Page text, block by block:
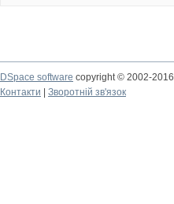
DSpace software copyright © 2002-2016
Контакти
Зворотній зв'язок